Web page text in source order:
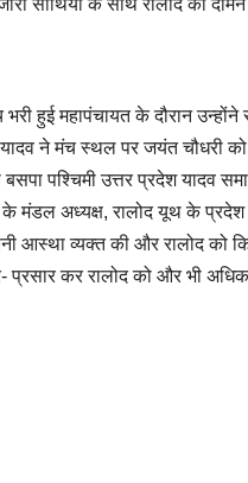
साथियों के साथ रालोद का दामन
हुई महापंचायत के दौरान उन्होंने
ने मंच स्थल पर जयंत चौधरी
बसपा पश्चिमी उत्तर प्रदेश यादव
के मंडल अध्यक्ष, रालोद यूथ के
आस्था व्यक्त की और रालोद को
प्रसार कर रालोद को और भी